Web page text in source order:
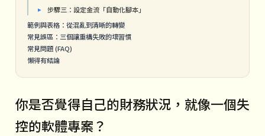
步驟三：設定金流「自動化腳本」
範例與表格：從混亂到清晰的轉變
常見誤區：三個讓重構失敗的壞習慣
常見問題 (FAQ)
懶得有結論
你是否覺得自己的財務狀況，就像一個失
控的軟體專案？